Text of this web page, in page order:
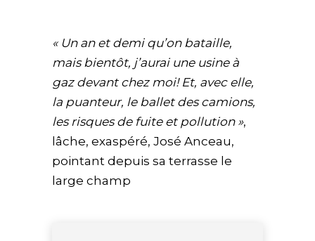
« Un an et demi qu’on bataille,
mais bientôt, j’aurai une usine à
gaz devant chez moi! Et, avec elle,
la puanteur, le ballet des camions,
les risques de fuite et pollution »,
lâche, exaspéré, José Anceau,
pointant depuis sa terrasse le
large champ